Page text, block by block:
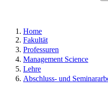
Home
Fakultät
Professuren
Management Science
Lehre
Abschluss- und